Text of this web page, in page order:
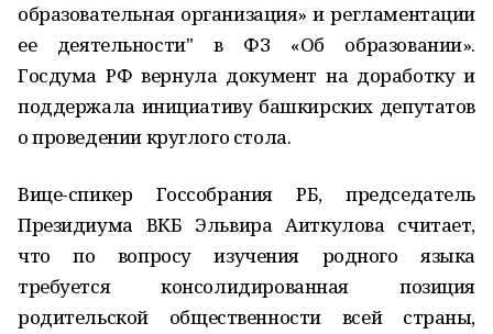
образовательная организация» и регламентации
ее деятельности" в ФЗ «Об образовании».
Госдума РФ вернула документ на доработку и
поддержала инициативу башкирских депутатов
о проведении круглого стола.
Вице-спикер Госсобрания РБ, председатель
Президиума ВКБ Эльвира Аиткулова считает,
что по вопросу изучения родного языка
требуется консолидированная позиция
родительской общественности всей страны,